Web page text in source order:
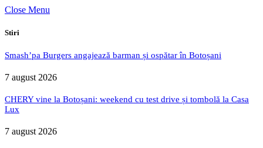
Close Menu
Stiri
Smash’pa Burgers angajează barman și ospătar în Botoșani
7 august 2026
CHERY vine la Botoșani: weekend cu test drive și tombolă la Casa
Lux
7 august 2026